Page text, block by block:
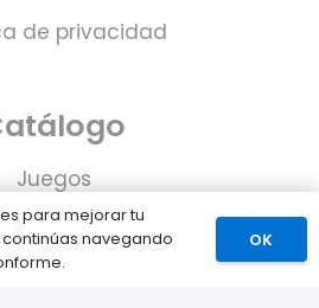
de privacidad
Juegos
Consolas
para tu PS5
para mejorar tu
navegando
OK